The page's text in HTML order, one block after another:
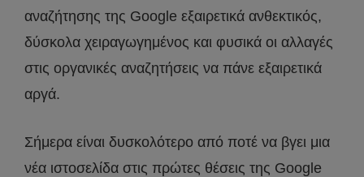
αναζήτησης της Google εξαιρετικά ανθεκτικός,
δύσκολα χειραγωγημένος και φυσικά οι αλλαγές
στις οργανικές αναζητήσεις να πάνε εξαιρετικά
αργά.
Σήμερα είναι δυσκολότερο από ποτέ να βγει μια
νέα ιστοσελίδα στις πρώτες θέσεις της Google